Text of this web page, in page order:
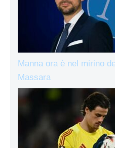
Manna ora è nel mirino
Massara